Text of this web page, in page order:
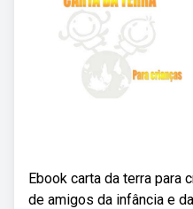
Ebook carta da terra para
de amigos da infância e